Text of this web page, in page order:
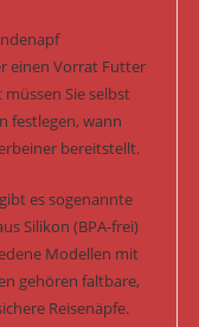
einen Vorrat Futter
Sie selbst
festlegen, wann
bereitstellt.
es sogenannte
Silikon (BPA-frei)
Modellen mit
gehören faltbare,
Reisenäpfe.